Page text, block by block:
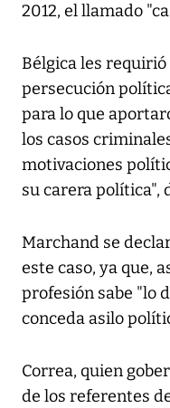
2012, el llamado
Bélgica les
persecución
para lo que
los casos
motivaciones
su carera política",
Marchand se
este caso, ya que,
profesión sabe "lo
conceda asilo
Correa, quien
de los referentes